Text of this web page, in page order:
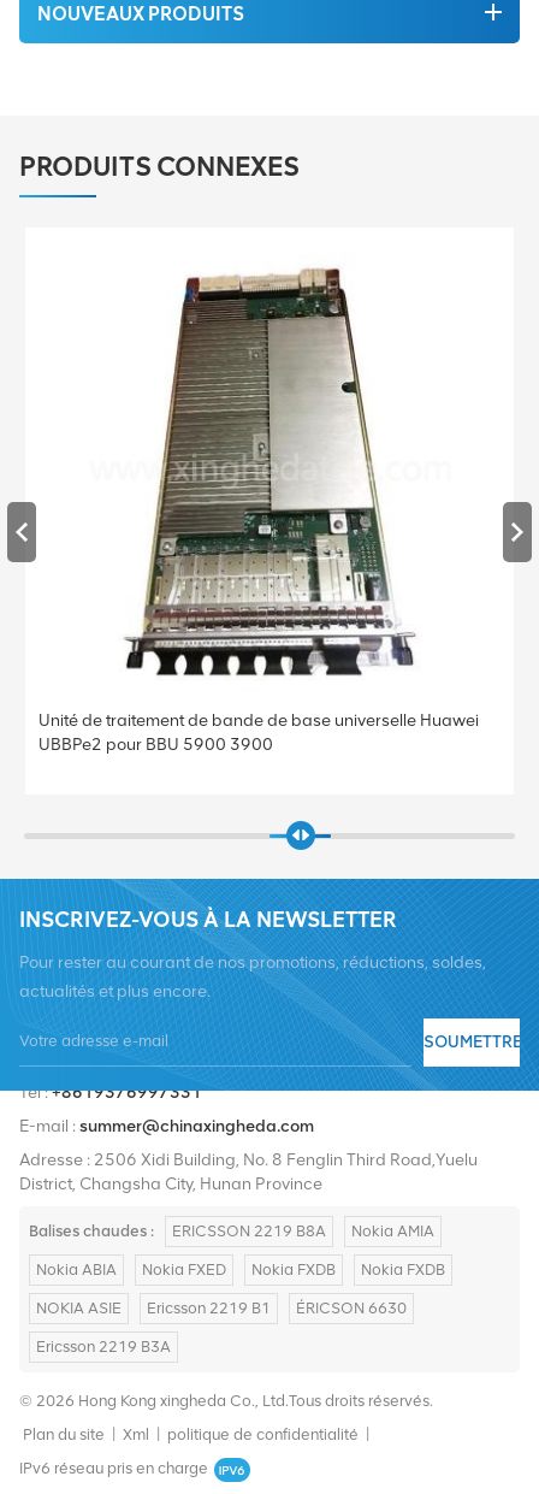
NOUVEAUX PRODUITS
PRODUITS CONNEXES
Unité de traitement de bande de base universelle Huawei
UBBPe4 pour BBU 5900 3900
INSCRIVEZ-VOUS À LA NEWSLETTER
Pour rester au courant de nos promotions, réductions, soldes,
actualités et plus encore.
SOUMETTRE
Tél :+8619376997331
E-mail :summer@chinaxingheda.com
Adresse : 2506 Xidi Building, No. 8 Fenglin Third Road,Yuelu
District, Changsha City, Hunan Province
Balises chaudes : ERICSSON 2219 B8A Nokia AMIA
Nokia ABIA Nokia FXED Nokia FXDB Nokia FXDB
NOKIA ASIE Ericsson 2219 B1 ÉRICSON 6630
Ericsson 2219 B3A
© 2026 Hong Kong xingheda Co., Ltd.Tous droits réservés.
Plan du site
Xml politique de confidentialité
IPv6 réseau pris en charge